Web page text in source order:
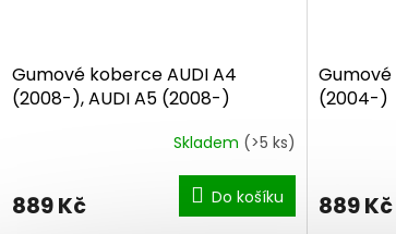
Gumové koberce AUDI A4
(2008-), AUDI A5 (2008-)
Skladem (>5 ks)
889 Kč Do košíku
Gumové
(2004-)
889 Kč